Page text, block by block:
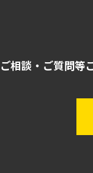
ご相談・ご質問等